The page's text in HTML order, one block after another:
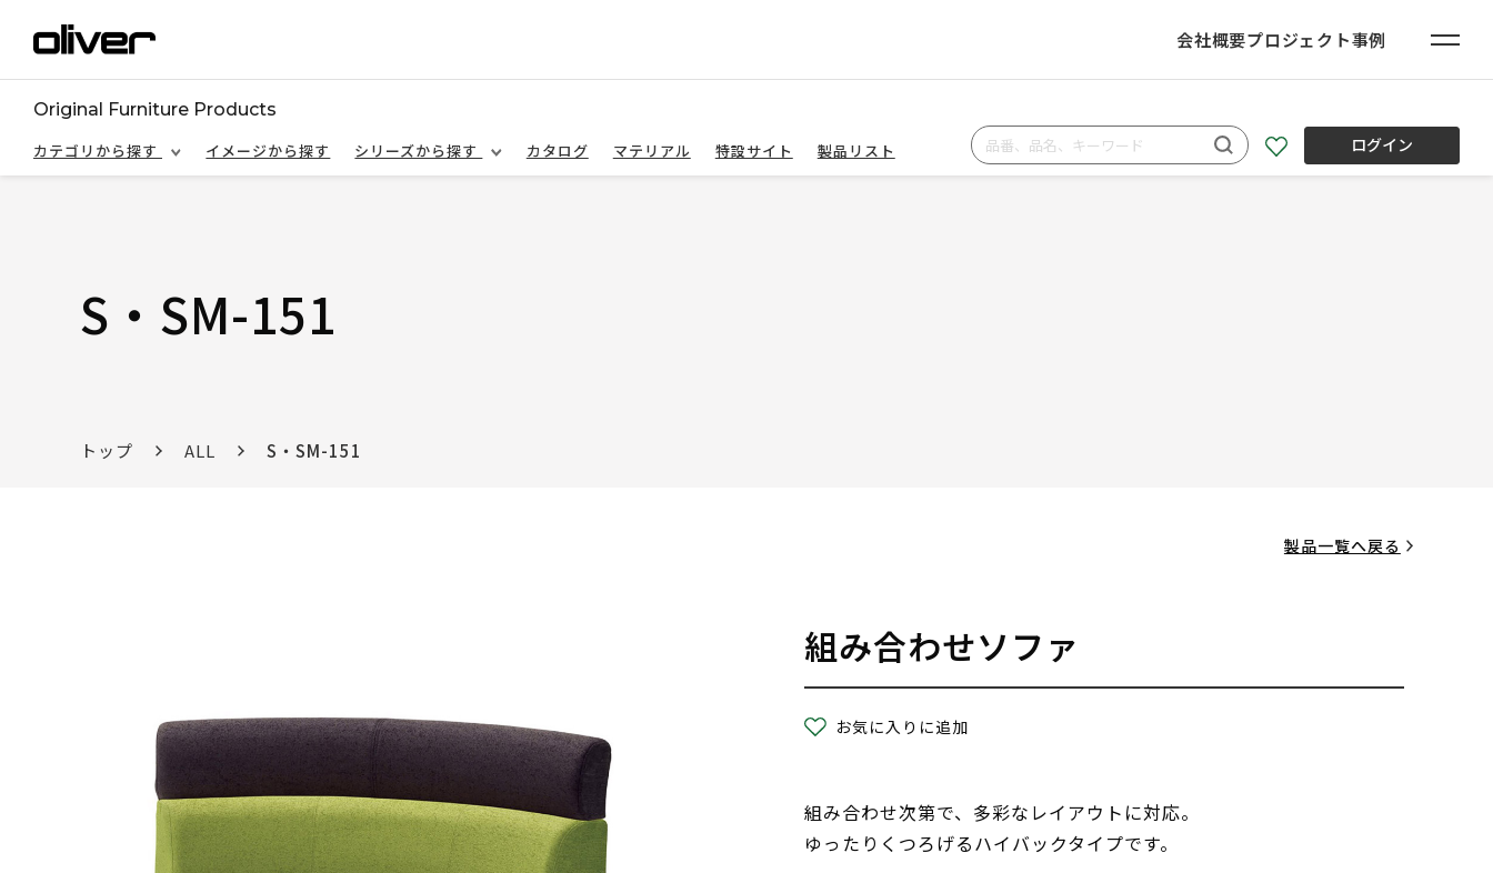
会社概要プロジェクト事例
Original Furniture Products
カテゴリから探す
イメージから探す シリーズから探す カタログ マテリアル 特設サイト 製品リスト ログイン
S・SM-151
トップ ALL S・SM-151
製品一覧へ戻る
組み合わせソファ
お気に入りに追加
組み合わせ次第で、多彩なレイアウトに対応。
ゆったりくつろげるハイバックタイプです。